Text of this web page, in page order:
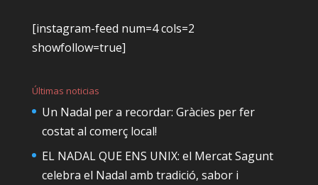
[instagram-feed num=4 cols=2
showfollow=true]
Últimas noticias
Un Nadal per a recordar: Gràcies per fer
costat al comerç local!
EL NADAL QUE ENS UNIX: el Mercat Sagunt
celebra el Nadal amb tradició, sabor i